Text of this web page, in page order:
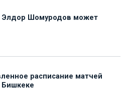
Элдор Шомуродов может
расписание матчей
Бишкеке